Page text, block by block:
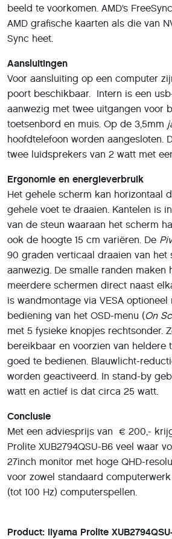
beeld te voorkomen. AMD’s
AMD grafische kaarten als die van
Sync heet.
Aansluitingen
Voor aansluiting op een computer
poort beschikbaar. Intern is een
aanwezig met twee uitgangen voor
toetsenbord en muis. Op de 3,5mm
hoofdtelefoon worden aangesloten.
twee luidsprekers van 2 watt met
Ergonomie en energieverbruik
Het gehele scherm kan horizontaal
gehele voet te draaien. Kantelen is
van de steun waaraan het scherm
ook de hoogte 15 cm variëren. De
90 graden verticaal draaien van het
aanwezig. De smalle randen maken
meerdere schermen direct naast
is wandmontage via VESA optioneel
bediening van het OSD-menu (On
met 5 fysieke knopjes rechtsonder.
bereikbaar en voorzien van heldere
goed te bedienen. Blauwlicht-
worden geactiveerd. In stand-by
watt en actief is dat circa 25 watt.
Conclusie
Met een adviesprijs van € 200,-
Prolite XUB2794QSU-B6 veel waar
27inch monitor met hoge QHD-
voor zowel standaard
(tot 100 Hz) computerspellen.
Product: iiyama Prolite